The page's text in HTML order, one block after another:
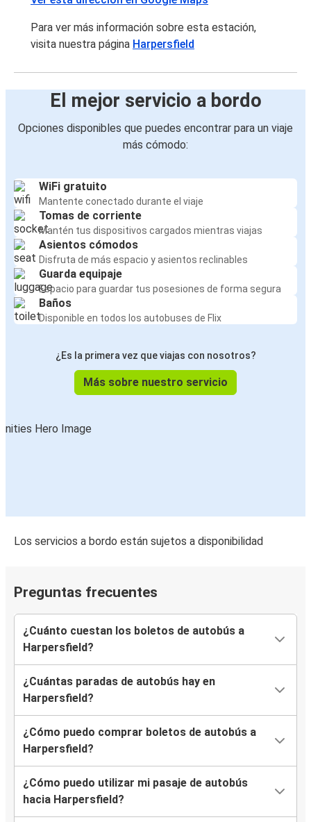
Para ver más información sobre esta estación,
visita nuestra página Harpersfield
El mejor servicio a bordo
Opciones disponibles que puedes encontrar para un viaje
más cómodo:
WiFi gratuito
Mantente conectado durante el viaje
Tomas de corriente
Mantén tus dispositivos cargados mientras viajas
Asientos cómodos
Disfruta de más espacio y asientos reclinables
Guarda equipaje
Espacio para guardar tus posesiones de forma segura
Baños
Disponible en todos los autobuses de Flix
¿Es la primera vez que viajas con nosotros?
Más sobre nuestro servicio
Los servicios a bordo están sujetos a disponibilidad
Preguntas frecuentes
¿Cuánto cuestan los boletos de autobús a
Harpersfield?
¿Cuántas paradas de autobús hay en
Harpersfield?
¿Cómo puedo comprar boletos de autobús a
Harpersfield?
¿Cómo puedo utilizar mi pasaje de autobús
hacia Harpersfield?